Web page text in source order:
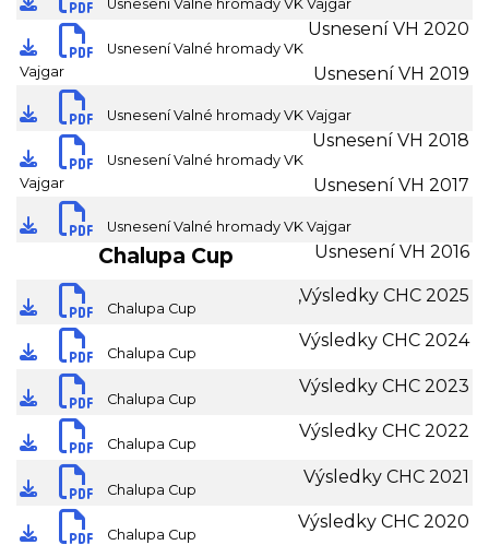
Usnesení Valné hromady VK Vajgar
Usnesení VH 2020
stáhnout dokument
Usnesení Valné hromady VK
Vajgar
Usnesení VH 2019
stáhnout dokument
Usnesení Valné hromady VK Vajgar
Usnesení VH 2018
stáhnout dokument
Usnesení Valné hromady VK
Vajgar
Usnesení VH 2017
stáhnout dokument
Usnesení Valné hromady VK Vajgar
Usnesení VH 2016
Chalupa Cup
stáhnout dokument
Chalupa Cup
,Výsledky CHC 2025
stáhnout dokument
Chalupa Cup
Výsledky CHC 2024
stáhnout dokument
Chalupa Cup
Výsledky CHC 2023
stáhnout dokument
Chalupa Cup
Výsledky CHC 2022
stáhnout dokument
Chalupa Cup
Výsledky CHC 2021
stáhnout dokument
Chalupa Cup
Výsledky CHC 2020